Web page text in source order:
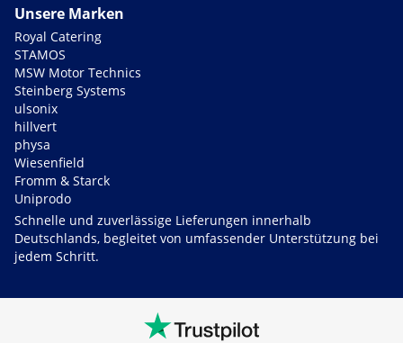
Unsere Marken
Royal Catering
STAMOS
MSW Motor Technics
Steinberg Systems
ulsonix
hillvert
physa
Wiesenfield
Fromm & Starck
Uniprodo
Schnelle und zuverlässige Lieferungen innerhalb
Deutschlands, begleitet von umfassender Unterstützung bei
jedem Schritt.